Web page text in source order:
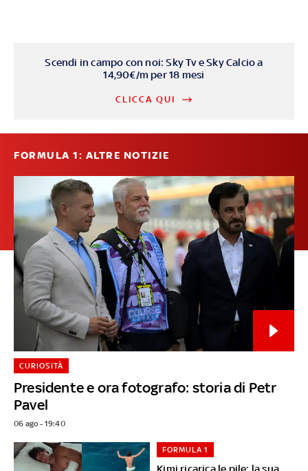
Scendi in campo con noi: Sky Tv e Sky Calcio a
14,90€/m per 18 mesi
CLICCA QUI
FORMULA 1: ALTRE NOTIZIE
Presidente e ora fotografo: storia di Petr
Pavel
CURIOSITÀ
06 ago - 19:40
Kimi ricarica le pile: la sua
FORMULA 1